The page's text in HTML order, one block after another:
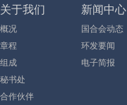
关于我们
概况
章程
组成
秘书处
合作伙伴
新闻中心
国合会动态
环发要闻
电子简报